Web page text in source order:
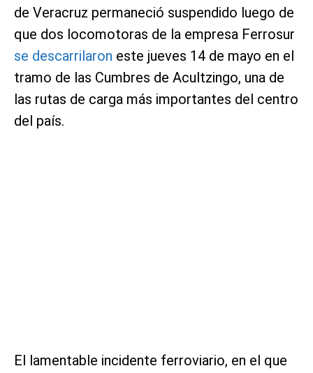
de Veracruz permaneció suspendido luego de
que dos locomotoras de la empresa Ferrosur
se descarrilaron este jueves 14 de mayo en el
tramo de las Cumbres de Acultzingo, una de
las rutas de carga más importantes del centro
del país.
El lamentable incidente ferroviario, en el que